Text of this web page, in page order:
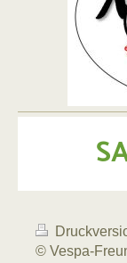
© Vespa-